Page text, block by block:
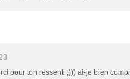
pour ton ressenti ;))) ai-je bien